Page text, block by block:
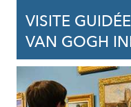
VISITE
VAN GOGH